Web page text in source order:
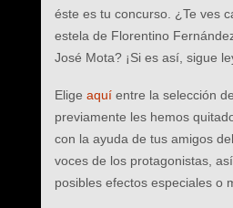
éste es tu concurso. ¿Te ves
estela de Florentino
José Mota? ¡Si es así, sigue
Elige aquíentre la selección
previamente les hemos
con la ayuda de tus amigos
voces de los protagonistas,
posibles efectos especiales o